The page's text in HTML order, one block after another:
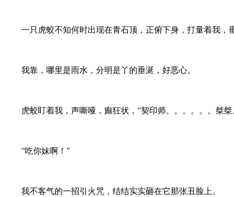
一只虎蛟不知何时出现在青石顶，正俯下身，打量着我，垂
我靠，哪里是雨水，分明是丫的垂涎，好恶心。
虎蛟盯着我，声嘶哑，癫狂状，“契印师。。。。。。桀桀
“吃你妹啊！”
我不客气的一招引火咒，结结实实砸在它那张丑脸上。